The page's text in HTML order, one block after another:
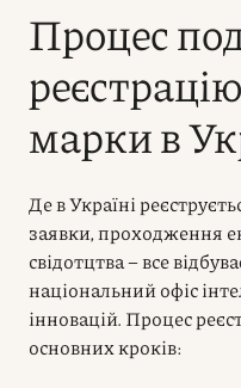
Процес
марки в
Де в Україні
заявки, проходження
свідотцтва – все
національний офіс
інновацій. Процес
основних кроків: